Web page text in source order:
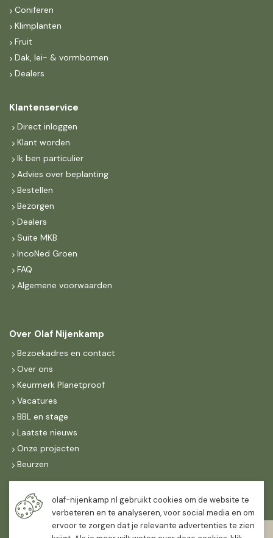
Coniferen
Klimplanten
Fruit
Dak, lei- & vormbomen
Dealers
Klantenservice
Direct inloggen
Klant worden
Ik ben particulier
Advies over beplanting
Bestellen
Bezorgen
Dealers
Suite MKB
IncoNed Groen
FAQ
Algemene voorwaarden
Over Olaf Nijenkamp
Bezoekadres en contact
Over ons
Keurmerk Planetproof
Vacatures
BBL en stage
Laatste nieuws
Onze projecten
Beurzen
Maandag t/m vrijdag
07:30-
16:30
olaf-nijenkamp.nl gebruikt cookies om de website te
verbeteren en te analyseren, voor social media en om
ervoor te zorgen dat je relevante advertenties te zien